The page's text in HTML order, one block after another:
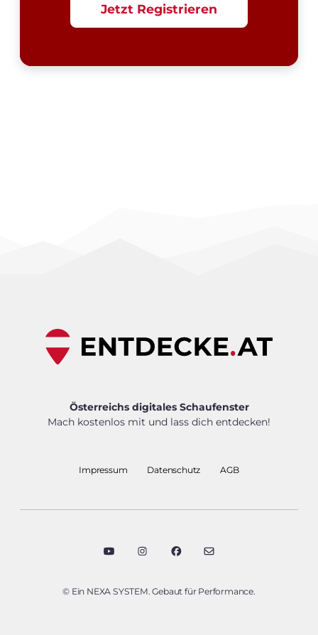
Jetzt Registrieren
Österreichs digitales Schaufenster
Mach kostenlos mit und lass dich entdecken!
Impressum Datenschutz AGB
© Ein NEXA SYSTEM. Gebaut für Performance.